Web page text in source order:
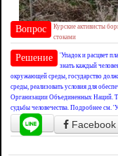
Вопрос
Курские активисты
стоками
Решение
'Упадок и расцвет
знать каждый
окружающей среды, государство
среды, реализовать условия для
Организации Объединенных Наций.
судьбы человечества. Подробнее см.
Facebook